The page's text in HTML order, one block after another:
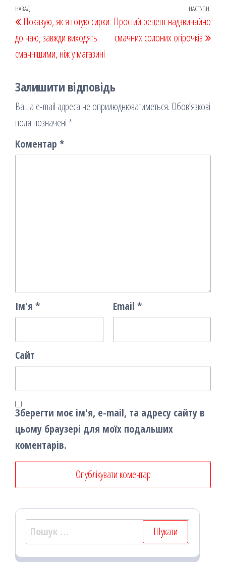
k on ис
я
Навігація
записів
Попередній
запис
НАЗАД
Показую, як я готую сирки
до чаю, завжди виходять
смачнішими, ніж у магазині
НАСТУПН.
Простий рецепт надзвичайно
смачних солоних огірочків
Залишити відповідь
Ваша e-mail адреса не оприлюднюватиметься. Обов’язкові
поля позначені *
Коментар *
Ім'я * Email *
Сайт
Зберегти моє ім'я, e-mail, та адресу сайту в
цьому браузері для моїх подальших
коментарів.
Пошук: